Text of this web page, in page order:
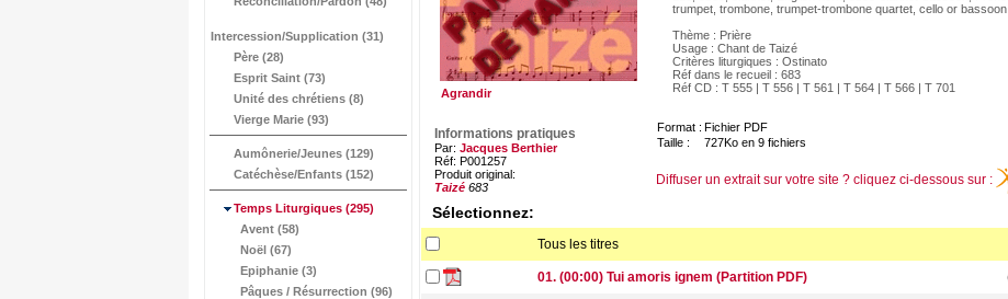
Intercession/Supplication (31)
Père (28)
Esprit Saint (73)
Unité des chrétiens (8)
Vierge Marie (93)
Aumônerie/Jeunes (129)
Catéchèse/Enfants (152)
Temps Liturgiques (295)
Avent (58)
Noël (67)
Epiphanie (3)
Pâques / Résurrection (96)
Agrandir
Informations pratiques
Par: Jacques Berthier
Réf: P001257
Produit original:
Taizé 683
trumpet, trombone, trumpet-trombone quartet, cello or bassoon
Thème : Prière
Usage : Chant de Taizé
Critères liturgiques : Ostinato
Réf dans le recueil : 683
Réf CD : T 555 | T 556 | T 561 | T 564 | T 566 | T 701
Format : Fichier PDF
Taille :
727Ko en 9 fichiers
Diffuser un extrait sur votre site ? cliquez ci-dessous sur :
Sélectionnez:
Tous les titres
01. (00:00) Tui amoris ignem (Partition PDF)